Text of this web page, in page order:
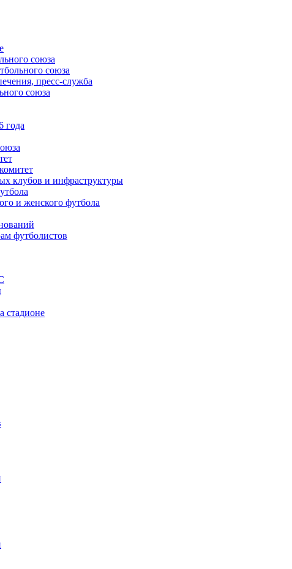
союза
союза
пресс-служба
союза
года
клубов и инфраструктуры
и женского футбола
футболистов
стадионе